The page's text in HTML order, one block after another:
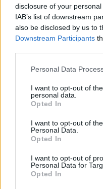
disclosure of your
IAB’s list of downstream
also be disclosed by us to
Downstream Participants
Personal Data
I want to opt-out of
personal data.
Opted In
I want to opt-out of
Personal Data.
Opted In
I want to opt-out of
Personal Data for
Opted In
(RASPADORI, dal 34° s.t.:
KVARATSKHELIA:
dribbling, segna un gran
(LOZANO, dal 43° s.t.:
ALL. SPALLETTI: Squadra
Zedadka, Demme,